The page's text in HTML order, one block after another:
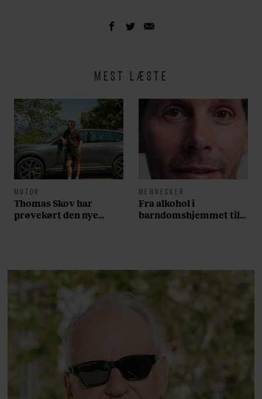
MEST LÆSTE
MOTOR
Thomas Skov har
prøvekørt den nye
MENNESKER
Fra alkohol i
barndomshjemmet til